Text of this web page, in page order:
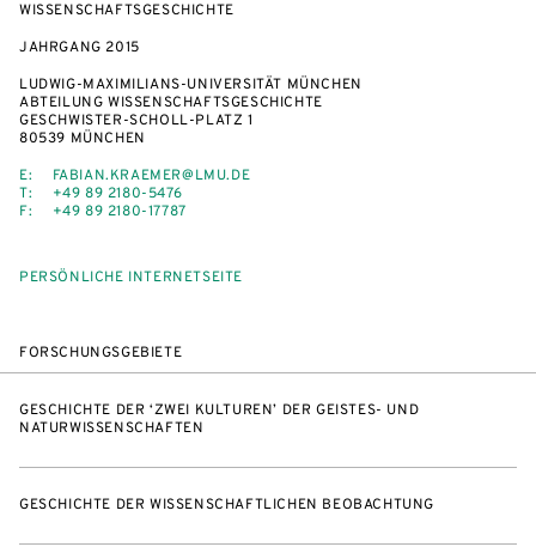
WISSENSCHAFTSGESCHICHTE
JAHRGANG 2015
LUDWIG-MAXIMILIANS-UNIVERSITÄT MÜNCHEN
ABTEILUNG WISSENSCHAFTSGESCHICHTE
GESCHWISTER-SCHOLL-PLATZ 1
80539 MÜNCHEN
E:
FABIAN.KRAEMER@LMU.DE
T:
+49 89 2180-5476
F:
+49 89 2180-17787
PERSÖNLICHE INTERNETSEITE
FORSCHUNGSGEBIETE
GESCHICHTE DER ‘ZWEI KULTUREN’ DER GEISTES- UND
NATURWISSENSCHAFTEN
GESCHICHTE DER WISSENSCHAFTLICHEN BEOBACHTUNG